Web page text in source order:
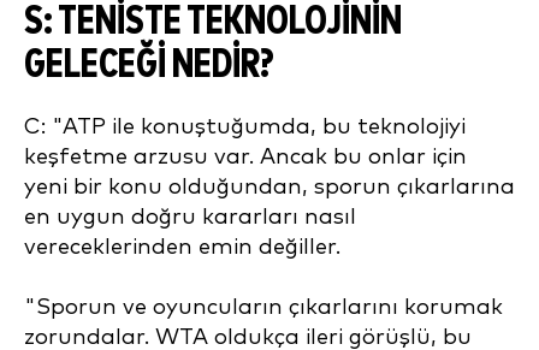
S: TENISTE TEKNOLOJININ
GELECEĞI NEDIR?
C: "ATP ile konuştuğumda, bu teknolojiyi
keşfetme arzusu var. Ancak bu onlar için
yeni bir konu olduğundan, sporun çıkarlarına
en uygun doğru kararları nasıl
vereceklerinden emin değiller.
"Sporun ve oyuncuların çıkarlarını korumak
zorundalar. WTA oldukça ileri görüşlü, bu